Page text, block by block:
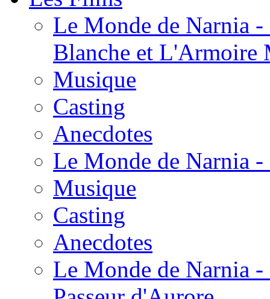
Le Monde de Narnia
Blanche et L'Armoire
Musique
Casting
Anecdotes
Le Monde de Narnia
Musique
Casting
Anecdotes
Le Monde de Narnia